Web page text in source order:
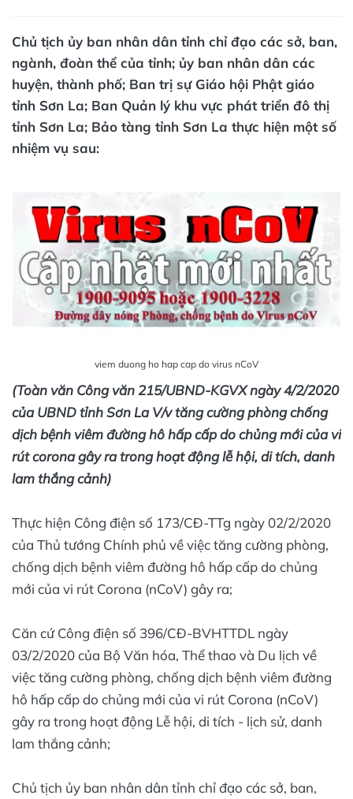
Chủ tịch ủy ban nhân dân tỉnh chỉ đạo các sở, ban,
ngành, đoàn thể của tỉnh; ủy ban nhân dân các
huyện, thành phố; Ban trị sự Giáo hội Phật giáo
tỉnh Sơn La; Ban Quản lý khu vực phát triển đô thị
tỉnh Sơn La; Bảo tàng tỉnh Sơn La thực hiện một số
nhiệm vụ sau:
viem duong ho hap cap do virus nCoV
(Toàn văn Công văn 215/UBND-KGVX ngày 4/2/2020
của UBND tỉnh Sơn La V/v tăng cường phòng chống
dịch bệnh viêm đường hô hấp cấp do chủng mới của vi
rút corona gây ra trong hoạt động lễ hội, di tích, danh
lam thắng cảnh)
Thực hiện Công điện số 173/CĐ-TTg ngày 02/2/2020
của Thủ tướng Chính phủ về việc tăng cường phòng,
chống dịch bệnh viêm đường hô hấp cấp do chủng
mới của vi rút Corona (nCoV) gây ra;
Căn cứ Công điện số 396/CĐ-BVHTTDL ngày
03/2/2020 của Bộ Văn hóa, Thể thao và Du lịch về
việc tăng cường phòng, chống dịch bệnh viêm đường
hô hấp cấp do chủng mới của vi rút Corona (nCoV)
gây ra trong hoạt động Lễ hội, di tích - lịch sử, danh
lam thắng cảnh;
Chủ tịch ủy ban nhân dân tỉnh chỉ đạo các sở, ban,